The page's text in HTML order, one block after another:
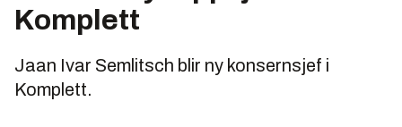
Komplett
Jaan Ivar Semlitsch blir ny konsernsjef i
Komplett.